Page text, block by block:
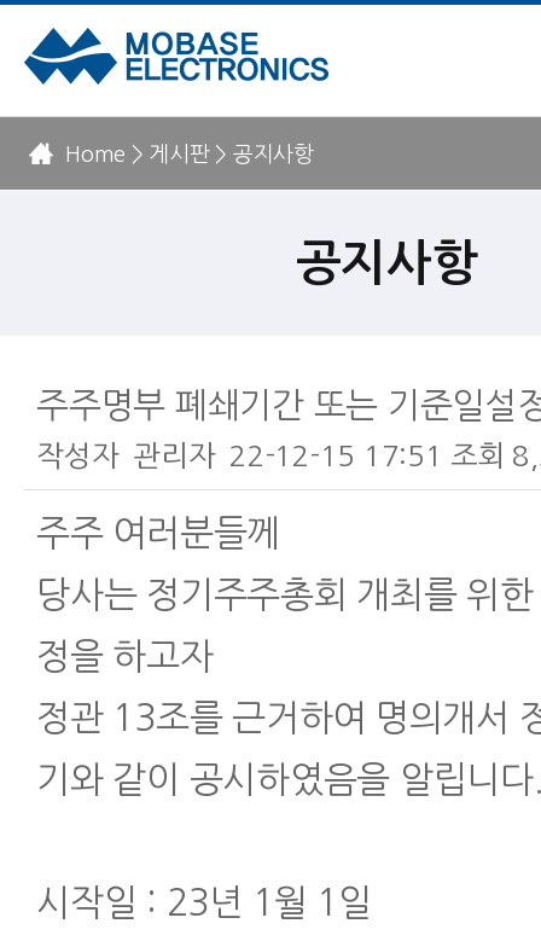
Home > 게시판 > 공지사항
공지사항
주주명부 폐쇄기간 또는 기준일설
작성자 관리자 22-12-15 17:51 조회
본문
주주 여러분들께
당사는 정기주주총회 개최를 위
정을 하고자
정관 13조를 근거하여 명의개서
기와 같이 공시하였음을 알립니
시작일 : 23년 1월 1일